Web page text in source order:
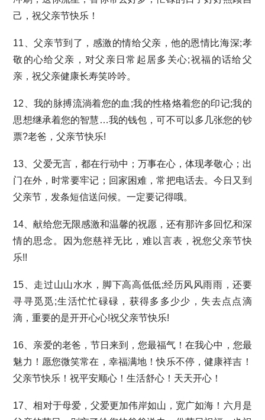
己，祝父亲节快乐！
11、父亲节到了，感激的情给父亲，他的恩情比海深;孝
敬的心给父亲，对父亲日常起居多关心;祝福的话给父
亲，祝父亲健康长寿笑吟吟。
12、我的脉搏流淌着您的血;我的性格烙着您的印记;我的
思想继承着您的智慧…我的钱包，可不可以多几张您的钞
票?老爸，父亲节快乐!
13、父爱无言，都在行动中；万事在心，体现孝敬心；出
门在外，时常要牢记；回家困难，常把电话去。今日又到
父亲节，发条短信送问候。一定要记得哦。
14、献给您无限感激和温馨的祝愿，还有那许多回忆和深
情的思念。因为您慈祥无比，难以言表，祝您父亲节快
乐!!
15、走过山山水水，脚下高高低低;经历风风雨雨，还要
寻寻觅觅;生活忙忙碌碌，获得多多少少，失去点点滴
滴，重要的是开开心心!祝父亲节快乐!
16、亲爱的老爸，节日来到，您最福气！在我心中，您最
魅力！愿您微笑常在，幸福满地！快乐不停，健康祥吉！
父亲节快乐！祝平安顺心！生活舒心！天天开心！
17、相对于母爱，父爱更加伟岸如山，宽广如海！六月是